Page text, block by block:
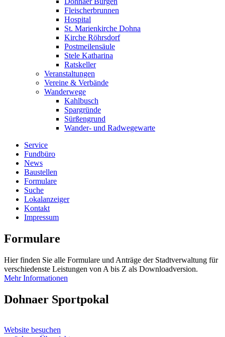
Fleischerbrunnen
Hospital
St. Marienkirche Dohna
Kirche Röhrsdorf
Postmeilensäule
Stele Katharina
Ratskeller
Veranstaltungen
Vereine & Verbände
Wanderwege
Kahlbusch
Spargründe
Sürßengrund
Wander- und Radwegewarte
Service
Fundbüro
News
Baustellen
Formulare
Suche
Lokalanzeiger
Kontakt
Impressum
Formulare
Hier finden Sie alle Formulare und Anträge der Stadtverwaltung für
verschiedenste Leistungen von A bis Z als Downloadversion.
Mehr Informationen
Dohnaer Sportpokal
Website besuchen